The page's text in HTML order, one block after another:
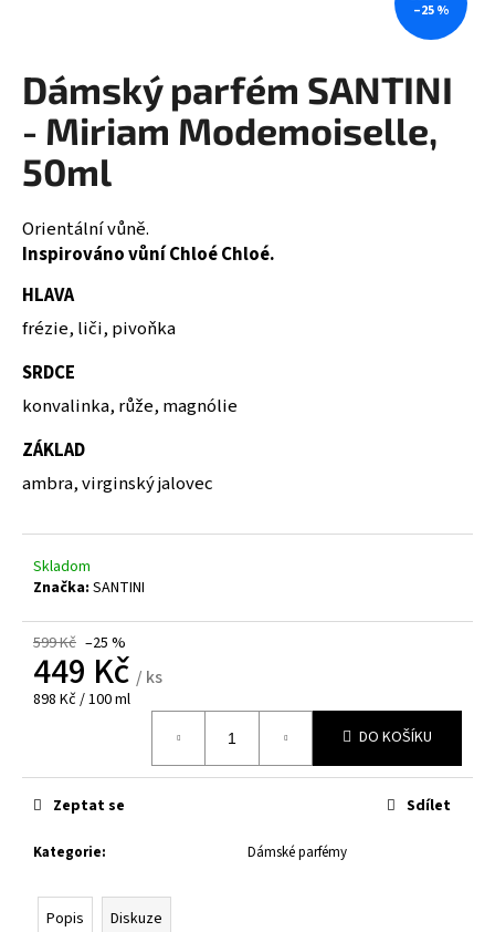
Dámský parfém SANTINI
- Miriam Modemoiselle,
50ml
Orientální vůně.
Inspirováno vůní Chloé Chloé.
HLAVA
frézie, liči, pivoňka
SRDCE
konvalinka, růže, magnólie
ZÁKLAD
ambra, virginský jalovec
Skladom
Značka: SANTINI
599 Kč –25 %
449 Kč / ks
Měrná
898 Kč / 100 ml
DO KOŠÍKU
Kategorie: Dámské parfémy
Zeptat se Sdílet
–25 %
Popis Diskuze
í
t
?
HLEDAT
o
p
r
u
e
m
e